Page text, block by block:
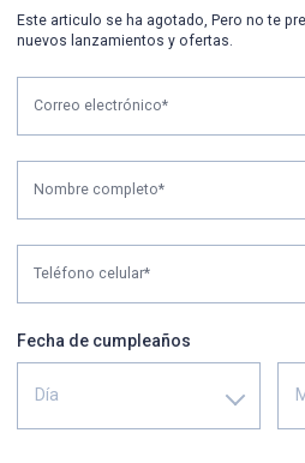
Este articulo se ha agotado, Pero no te
nuevos lanzamientos y ofertas.
Correo electrónico*
Nombre completo*
Teléfono celular*
Fecha de cumpleaños
Día